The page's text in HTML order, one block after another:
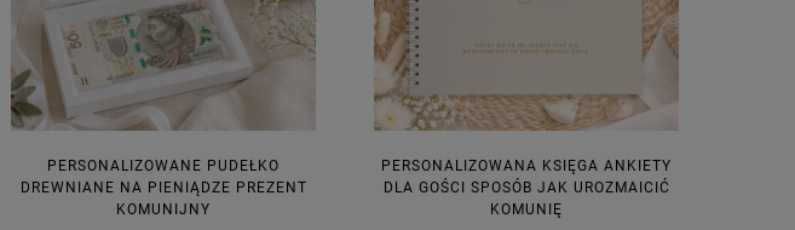
PERSONALIZOWANE PUDEŁKO
DREWNIANE NA PIENIĄDZE PREZENT
KOMUNIJNY
PERSONALIZOWANA KSIĘGA ANKIETY
DLA GOŚCI SPOSÓB JAK UROZMAICIĆ
KOMUNIĘ